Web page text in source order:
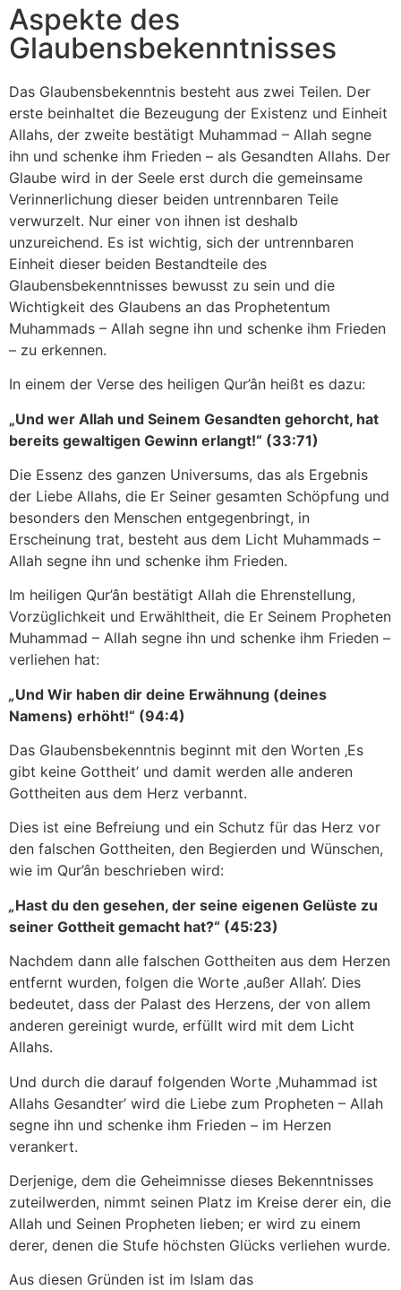
Aspekte des
Glaubensbekenntnisses
Das Glaubensbekenntnis besteht aus zwei Teilen. Der
erste beinhaltet die Bezeugung der Existenz und Einheit
Allahs, der zweite bestätigt Muhammad – Allah segne
ihn und schenke ihm Frieden – als Gesandten Allahs. Der
Glaube wird in der Seele erst durch die gemeinsame
Verinnerlichung dieser beiden untrennbaren Teile
verwurzelt. Nur einer von ihnen ist deshalb
unzureichend. Es ist wichtig, sich der untrennbaren
Einheit dieser beiden Bestandteile des
Glaubensbekenntnisses bewusst zu sein und die
Wichtigkeit des Glaubens an das Prophetentum
Muhammads – Allah segne ihn und schenke ihm Frieden
– zu erkennen.
In einem der Verse des heiligen Qur’ân heißt es dazu:
„Und wer Allah und Seinem Gesandten gehorcht, hat
bereits gewaltigen Gewinn erlangt!“ (33:71)
Die Essenz des ganzen Universums, das als Ergebnis
der Liebe Allahs, die Er Seiner gesamten Schöpfung und
besonders den Menschen entgegenbringt, in
Erscheinung trat, besteht aus dem Licht Muhammads –
Allah segne ihn und schenke ihm Frieden.
Im heiligen Qur’ân bestätigt Allah die Ehrenstellung,
Vorzüglichkeit und Erwähltheit, die Er Seinem Propheten
Muhammad – Allah segne ihn und schenke ihm Frieden –
verliehen hat:
„Und Wir haben dir deine Erwähnung (deines
Namens) erhöht!“ (94:4)
Das Glaubensbekenntnis beginnt mit den Worten ‚Es
gibt keine Gottheit’ und damit werden alle anderen
Gottheiten aus dem Herz verbannt.
Dies ist eine Befreiung und ein Schutz für das Herz vor
den falschen Gottheiten, den Begierden und Wünschen,
wie im Qur’ân beschrieben wird:
„Hast du den gesehen, der seine eigenen Gelüste zu
seiner Gottheit gemacht hat?“ (45:23)
Nachdem dann alle falschen Gottheiten aus dem Herzen
entfernt wurden, folgen die Worte ‚außer Allah’. Dies
bedeutet, dass der Palast des Herzens, der von allem
anderen gereinigt wurde, erfüllt wird mit dem Licht
Allahs.
Und durch die darauf folgenden Worte ‚Muhammad ist
Allahs Gesandter’ wird die Liebe zum Propheten – Allah
segne ihn und schenke ihm Frieden – im Herzen
verankert.
Derjenige, dem die Geheimnisse dieses Bekenntnisses
zuteilwerden, nimmt seinen Platz im Kreise derer ein, die
Allah und Seinen Propheten lieben; er wird zu einem
derer, denen die Stufe höchsten Glücks verliehen wurde.
Aus diesen Gründen ist im Islam das